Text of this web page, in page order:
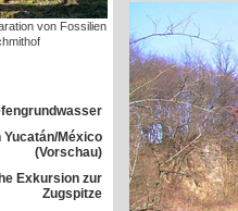
von Fossilien
Yucatán/México
(Vorschau)
Exkursion zur
Zugspitze